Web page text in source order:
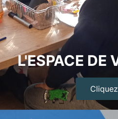
L'ESPACE DE